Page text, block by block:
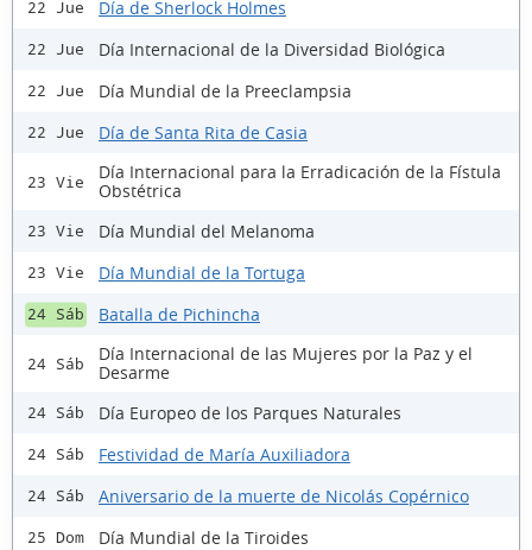
22 Jue Día de Sherlock Holmes
22 Jue Día Internacional de la Diversidad Biológica
22 Jue Día Mundial de la Preeclampsia
22 Jue Día de Santa Rita de Casia
23 Vie
Día Internacional para la Erradicación de la Fístula
Obstétrica
23 Vie Día Mundial del Melanoma
23 Vie Día Mundial de la Tortuga
24 Sáb Batalla de Pichincha
24 Sáb
Día Internacional de las Mujeres por la Paz y el
Desarme
24 Sáb Día Europeo de los Parques Naturales
24 Sáb Festividad de María Auxiliadora
24 Sáb Aniversario de la muerte de Nicolás Copérnico
25 Dom Día Mundial de la Tiroides